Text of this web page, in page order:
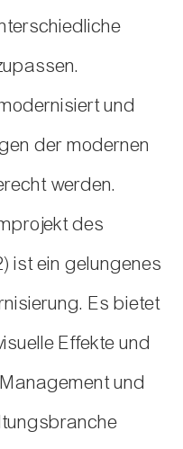
und
der modernen
werden.
des
ist ein gelungenes
Es bietet
Effekte und
und